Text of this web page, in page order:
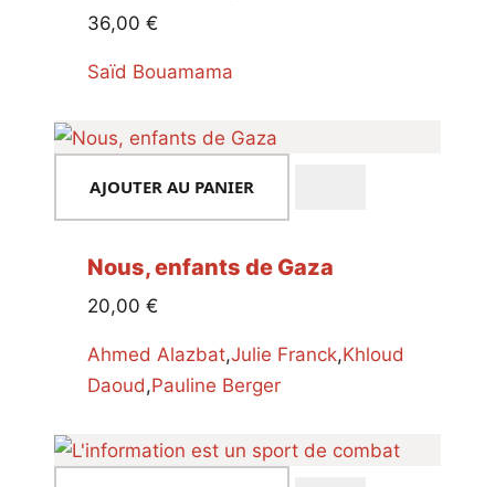
36,00 €
Saïd Bouamama
AJOUTER AU PANIER
Nous, enfants de Gaza
20,00 €
Ahmed Alazbat,Julie Franck,Khloud
Daoud,Pauline Berger